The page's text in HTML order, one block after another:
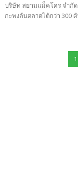
บริษัท สยามแม็คโคร จำกั
กะพงล้นตลาดได้กว่า 300
1